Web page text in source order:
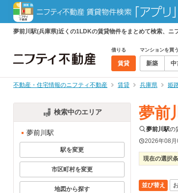
夢前川駅(兵庫県)近くの1LDKの賃貸物件をまとめて検索、ニ
借りる
賃貸
マンションを買う
新築 中
不動産・住宅情報のニフティ不動産 賃貸 兵庫県 姫
検索中のエリア
夢前川駅
駅を変更
市区町村を変更
地図から探す
夢前
夢前川駅の
2026年08月
現在の選択
並び替え